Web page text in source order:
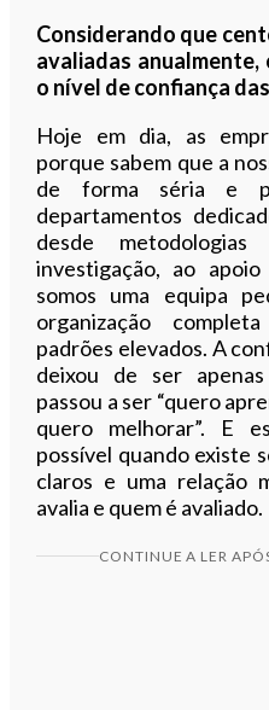
Considerando que
avaliadas
o nível de confiança
Hoje em dia, as
porque sabem que a
de forma séria e
departamentos
desde
investigação, ao
somos uma equipa
organização
padrões elevados. A
deixou de ser
passou a ser “quero
quero melhorar”. E
possível quando existe
claros e uma relação
avalia e quem é avaliado.
CONTINUE A LER